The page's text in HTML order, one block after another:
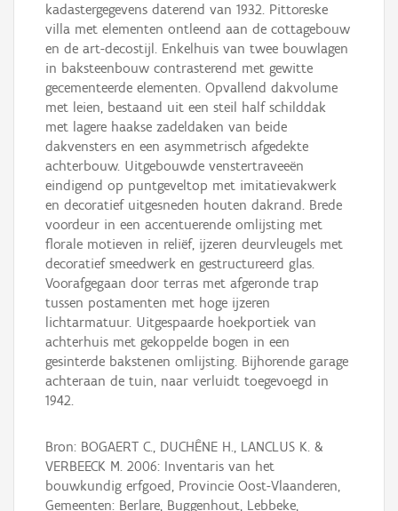
kadastergegevens daterend van 1932. Pittoreske
villa met elementen ontleend aan de cottagebouw
en de art-decostijl. Enkelhuis van twee bouwlagen
in baksteenbouw contrasterend met gewitte
gecementeerde elementen. Opvallend dakvolume
met leien, bestaand uit een steil half schilddak
met lagere haakse zadeldaken van beide
dakvensters en een asymmetrisch afgedekte
achterbouw. Uitgebouwde venstertraveeën
eindigend op puntgeveltop met imitatievakwerk
en decoratief uitgesneden houten dakrand. Brede
voordeur in een accentuerende omlijsting met
florale motieven in reliëf, ijzeren deurvleugels met
decoratief smeedwerk en gestructureerd glas.
Voorafgegaan door terras met afgeronde trap
tussen postamenten met hoge ijzeren
lichtarmatuur. Uitgespaarde hoekportiek van
achterhuis met gekoppelde bogen in een
gesinterde bakstenen omlijsting. Bijhorende garage
achteraan de tuin, naar verluidt toegevoegd in
1942.
Bron: BOGAERT C., DUCHÊNE H., LANCLUS K. &
VERBEECK M. 2006: Inventaris van het
bouwkundig erfgoed, Provincie Oost-Vlaanderen,
Gemeenten: Berlare, Buggenhout, Lebbeke,